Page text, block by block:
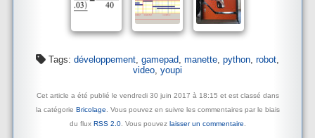
Tags: développement, gamepad, manette, python, robot,
video, youpi
Cet article a été publié le vendredi 30 juin 2017 à 18:15 et est classé dans
la catégorie Bricolage . Vous pouvez en suivre les commentaires par le biais
du flux RSS 2.0. Vous pouvez laisser un commentaire